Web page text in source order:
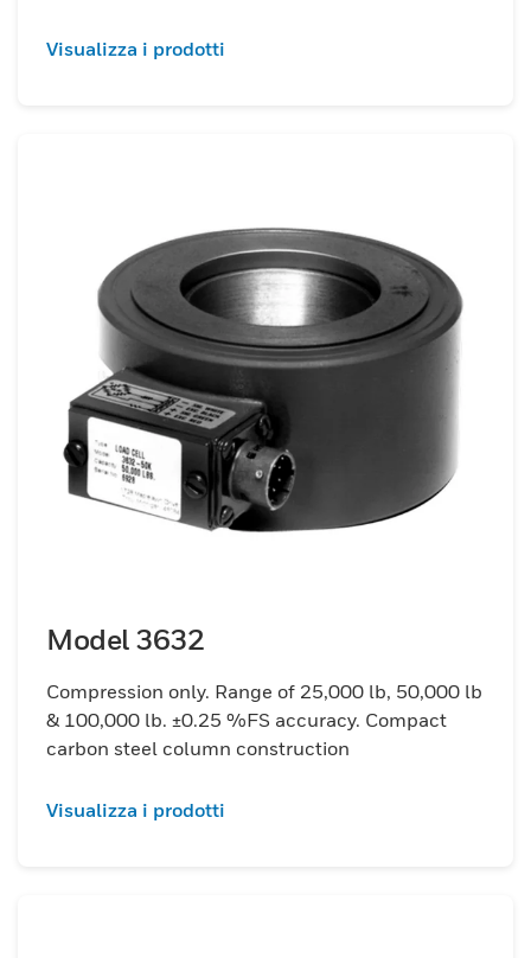
Visualizza i prodotti
Model 3632
Compression only. Range of 25,000 lb, 50,000 lb
& 100,000 lb. ±0.25 %FS accuracy. Compact
carbon steel column construction
Visualizza i prodotti